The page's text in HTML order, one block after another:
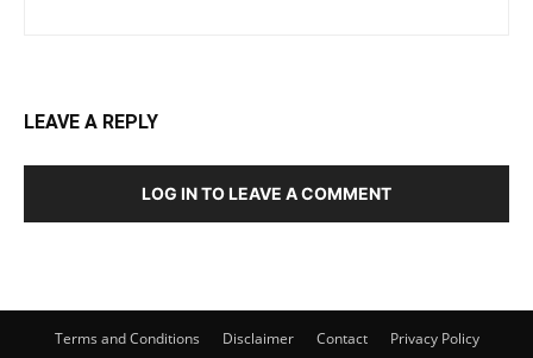
LEAVE A REPLY
LOG IN TO LEAVE A COMMENT
Terms and Conditions Disclaimer Contact Privacy Policy